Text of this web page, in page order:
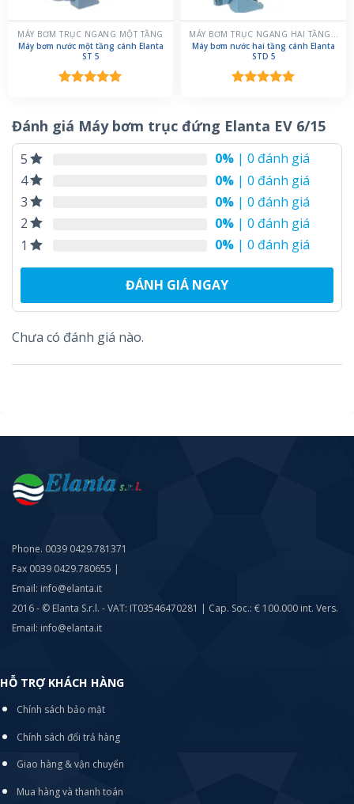
MÁY BƠM TRỤC NGANG MỘT TẦNG
Máy bơm nước một tầng cánh Elanta
ST 5
5 sao
MÁY BƠM TRỤC NGANG HAI TẦNG CÁNH
Máy bơm nước hai tầng cánh Elanta
STD 5
5 sao
Đánh giá Máy bơm trục đứng Elanta EV 6/15
5 0% | 0 đánh giá
4
0% | 0 đánh giá
3
0% | 0 đánh giá
2
0% | 0 đánh giá
1
0% | 0 đánh giá
ĐÁNH GIÁ NGAY
Chưa có đánh giá nào.
Phone. 0039 0429.781371
Fax 0039 0429.780655 |
Email: info@elanta.it
2016 - © Elanta S.r.l. - VAT: IT03546470281 | Cap. Soc.: € 100.000 int. Vers.
Email: info@elanta.it
HỖ TRỢ KHÁCH HÀNG
Chính sách bảo mật
Chính sách đổi trả hàng
Giao hàng & vận chuyển
Mua hàng và thanh toán